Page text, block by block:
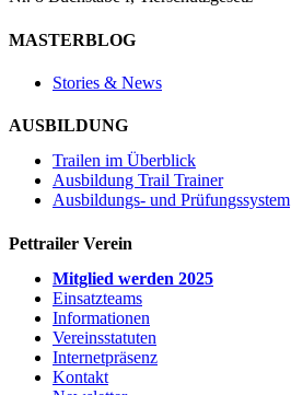
MASTERBLOG
Stories & News
AUSBILDUNG
Trailen im Überblick
Ausbildung Trail Trainer
Ausbildungs- und Prüfungssystem
Pettrailer Verein
Mitglied werden 2025
Einsatzteams
Informationen
Vereinsstatuten
Internetpräsenz
Kontakt